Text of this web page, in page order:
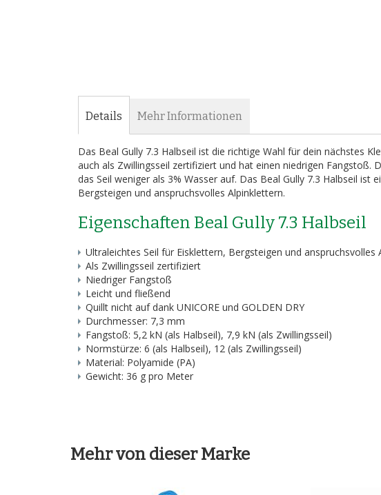
Details
Das Beal Gully 7.3 Halbseil ist die richtige Wahl für dein nächstes
auch als Zwillingsseil zertifiziert und hat einen niedrigen Fangstoß.
das Seil weniger als 3% Wasser auf. Das Beal Gully 7.3 Halbseil
Bergsteigen und anspruchsvolles Alpinklettern.
Eigenschaften Beal Gully 7.3 Halbseil
Ultraleichtes Seil für Eisklettern, Bergsteigen und anspruchsvolles
Als Zwillingsseil zertifiziert
Niedriger Fangstoß
Leicht und fließend
Quillt nicht auf dank UNICORE und GOLDEN DRY
Durchmesser: 7,3 mm
Fangstoß: 5,2 kN (als Halbseil), 7,9 kN (als Zwillingsseil)
Normstürze: 6 (als Halbseil), 12 (als Zwillingsseil)
Material: Polyamide (PA)
Gewicht: 36 g pro Meter
Mehr Informationen
Mehr von dieser Marke